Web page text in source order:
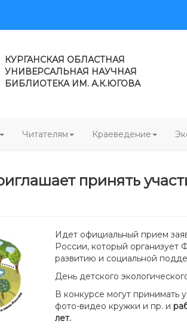
КУРГАНСКАЯ ОБЛАСТНАЯ
УНИВЕРСАЛЬНАЯ НАУЧНАЯ
БИБЛИОТЕКА ИМ. А.К.ЮГОВА
Читателям Краеведение
принять
Идет официальный прием
России, который организует
развитию и социальной
День детского
В конкурсе могут принимать
фото-видео кружки и пр. и
лет.